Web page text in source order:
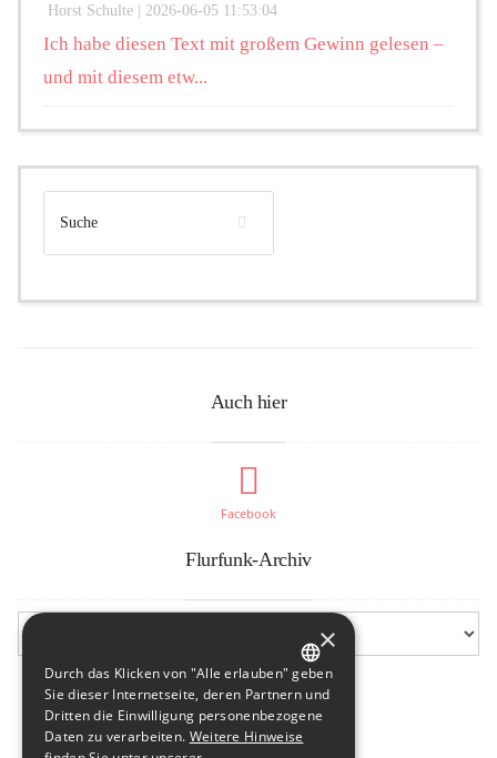
Horst Schulte | 2026-06-05 11:53:04
Ich habe diesen Text mit großem Gewinn gelesen –
und mit diesem etw...
Auch hier
Facebook
Flurfunk-Archiv
GERMAN
ENGLISH
×
Durch das Klicken von "Alle erlauben" geben
Sie dieser Internetseite, deren Partnern und
Dritten die Einwilligung personenbezogene
Daten zu verarbeiten. Weitere Hinweise